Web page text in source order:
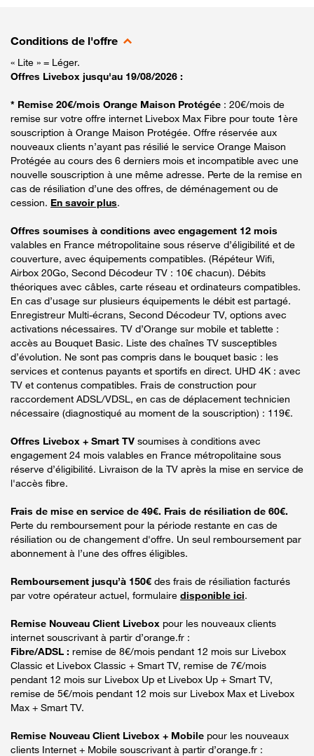
Conditions de l'offre
« Lite » = Léger.
Offres Livebox jusqu'au 19/08/2026 :
* Remise 20€/mois Orange Maison Protégée : 20€/mois de
remise sur votre offre internet Livebox Max Fibre pour toute 1ère
souscription à Orange Maison Protégée. Offre réservée aux
nouveaux clients n’ayant pas résilié le service Orange Maison
Protégée au cours des 6 derniers mois et incompatible avec une
nouvelle souscription à une même adresse. Perte de la remise en
cas de résiliation d’une des offres, de déménagement ou de
cession. En savoir plus.
Offres soumises à conditions avec engagement 12 mois
valables en France métropolitaine sous réserve d’éligibilité et de
couverture, avec équipements compatibles. (Répéteur Wifi,
Airbox 20Go, Second Décodeur TV : 10€ chacun). Débits
théoriques avec câbles, carte réseau et ordinateurs compatibles.
En cas d’usage sur plusieurs équipements le débit est partagé.
Enregistreur Multi-écrans, Second Décodeur TV, options avec
activations nécessaires. TV d’Orange sur mobile et tablette :
accès au Bouquet Basic. Liste des chaînes TV susceptibles
d’évolution. Ne sont pas compris dans le bouquet basic : les
services et contenus payants et sportifs en direct. UHD 4K : avec
TV et contenus compatibles. Frais de construction pour
raccordement ADSL/VDSL, en cas de déplacement technicien
nécessaire (diagnostiqué au moment de la souscription) : 119€.
Offres Livebox + Smart TV soumises à conditions avec
engagement 24 mois valables en France métropolitaine sous
réserve d’éligibilité. Livraison de la TV après la mise en service de
l'accès fibre.
Frais de mise en service de 49€. Frais de résiliation de 60€.
Perte du remboursement pour la période restante en cas de
résiliation ou de changement d'offre. Un seul remboursement par
abonnement à l’une des offres éligibles.
Remboursement jusqu’à 150€ des frais de résiliation facturés
par votre opérateur actuel, formulaire disponible ici.
Remise Nouveau Client Livebox pour les nouveaux clients
internet souscrivant à partir d’orange.fr :
Fibre/ADSL : remise de 8€/mois pendant 12 mois sur Livebox
Classic et Livebox Classic + Smart TV, remise de 7€/mois
pendant 12 mois sur Livebox Up et Livebox Up + Smart TV,
remise de 5€/mois pendant 12 mois sur Livebox Max et Livebox
Max + Smart TV.
Remise Nouveau Client Livebox + Mobile pour les nouveaux
clients Internet + Mobile souscrivant à partir d’orange.fr :